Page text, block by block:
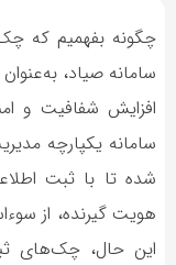
چگونه بفهمیم که
سامانه صیاد،
افزایش شفافیت و
سامانه یکپارچه
شده تا با ثبت
هویت گیرنده، از
این حال، چک‌های